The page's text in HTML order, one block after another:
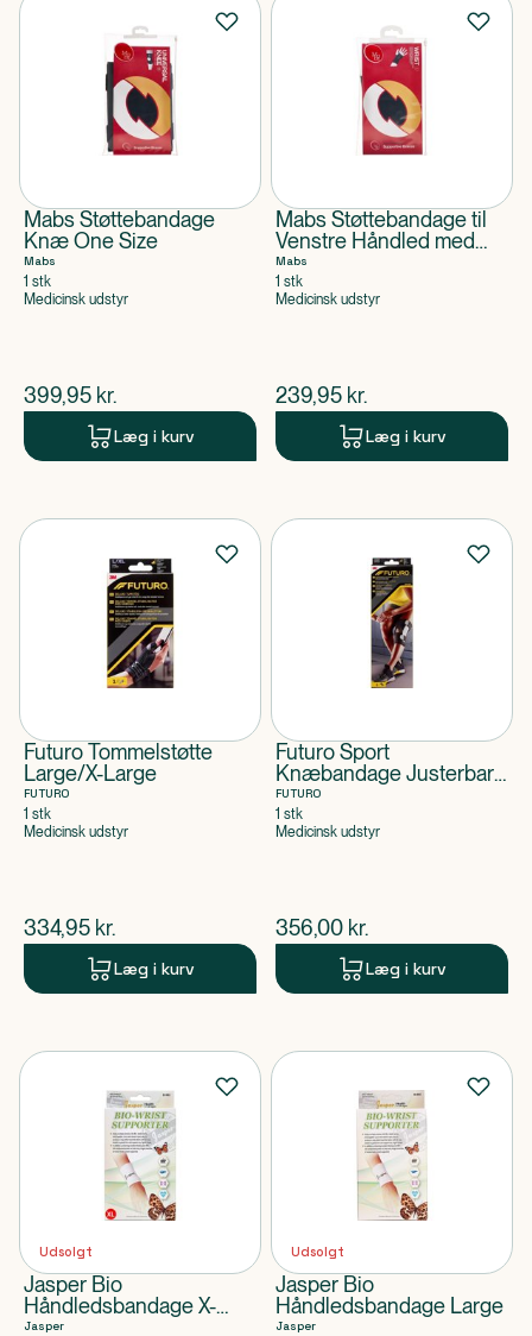
Mabs Støttebandage
Knæ One Size
Mabs
1 stk
Medicinsk udstyr
$nuværende pris
399,95 kr.
Læg i kurv
Mabs Støttebandage til
Venstre Håndled med
Skinne One Size
Mabs
1 stk
Medicinsk udstyr
$nuværende pris
239,95 kr.
Læg i kurv
Futuro Tommelstøtte
Large/X-Large
FUTURO
1 stk
Medicinsk udstyr
$nuværende pris
334,95 kr.
Læg i kurv
Futuro Sport
Knæbandage Justerbar
One Size
FUTURO
1 stk
Medicinsk udstyr
$nuværende pris
356,00 kr.
Læg i kurv
Udsolgt
Jasper Bio
Håndledsbandage X-
large
Jasper
Udsolgt
Jasper Bio
Håndledsbandage Large
Jasper